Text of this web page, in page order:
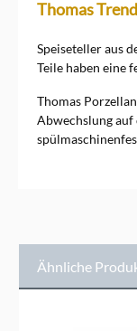
Thomas
Speiseteller aus
Teile haben eine
Thomas
Abwechslung
Ähnliche